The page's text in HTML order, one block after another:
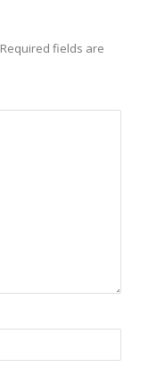
Required fields are